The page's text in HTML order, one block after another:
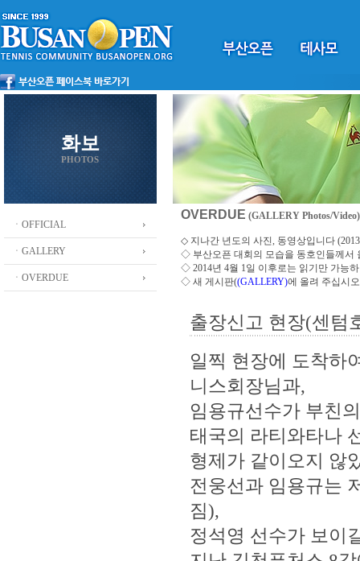
화보
PHOTOS
ㆍOFFICIAL
ㆍGALLERY
ㆍOVERDUE
OVERDUE (GALLERY Photos/Video)
◇ 지나간 년도의 사진, 동영상입니다
◇ 부산오픈 대회의 모습을 동호인들께서
◇ 2014년 4월 1일 이후로는 읽기만 가능
◇ 새 게시판((GALLERY)에 올려 주십시오
출장신고 현장(센텀
일찍 현장에 도착하
니스회장님과,
임용규선수가 부친
태국의 라티와타나
형제가 같이오지 않
전웅선과 임용규는
짐),
정석영 선수가 보이